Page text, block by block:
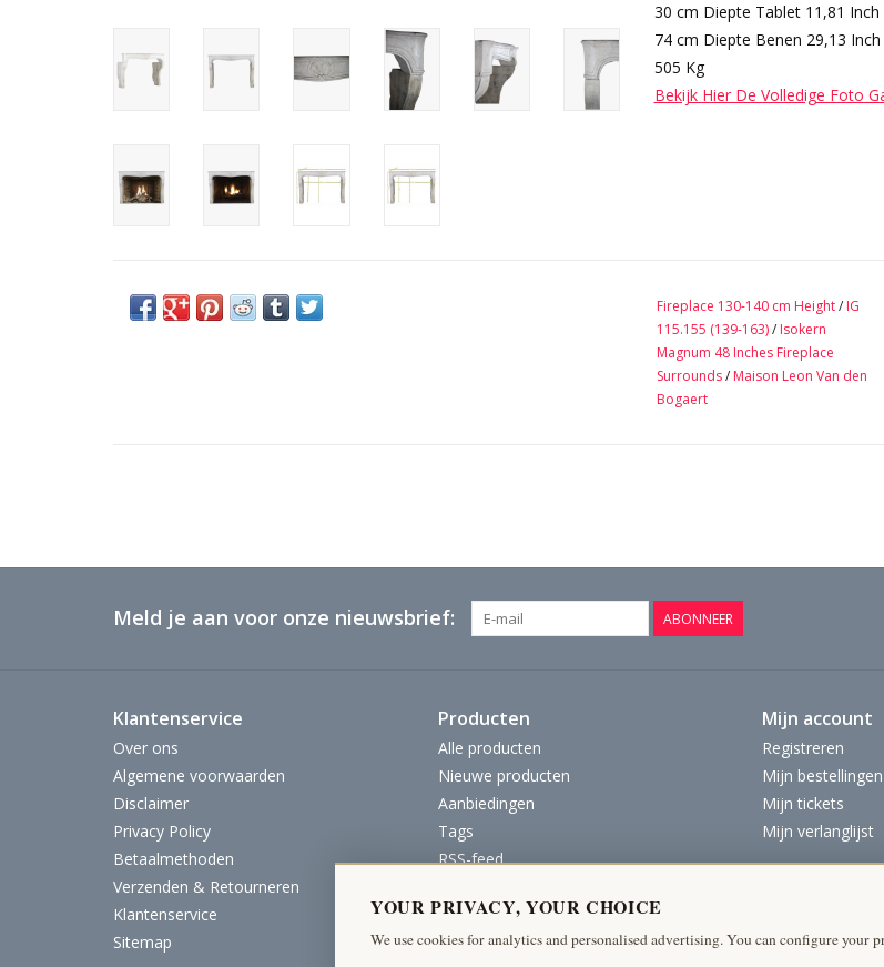
30 cm Diepte Tablet 11,81 Inch
74 cm Diepte Benen 29,13 Inch
505 Kg
Bekijk Hier De Volledige Foto
Fireplace 130-140 cm Height/ IG
115.155 (139-163)/ Isokern
Magnum 48 Inches Fireplace
Surrounds/ Maison Leon Van den
Bogaert
Meld je aan voor onze nieuwsbrief: ABONNEER
Klantenservice
Over ons
Algemene voorwaarden
Disclaimer
Privacy Policy
Betaalmethoden
Verzenden & Retourneren
Klantenservice
Sitemap
Producten
Alle producten
Nieuwe producten
Aanbiedingen
Tags
RSS-feed
Mijn account
Registreren
Mijn bestellingen
Mijn tickets
Mijn verlanglijst
YOUR PRIVACY, YOUR CHOICE
We use cookies for analytics and personalised advertising. You can configure your